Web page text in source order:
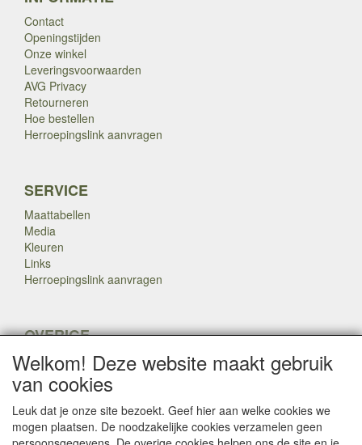
Contact
Openingstijden
Onze winkel
Leveringsvoorwaarden
AVG Privacy
Retourneren
Hoe bestellen
Herroepingslink aanvragen
SERVICE
Maattabellen
Media
Kleuren
Links
Herroepingslink aanvragen
OVERIGE
Veteranen
Nieuws
Inkoop
Herroepingslink aanvragen
Welkom! Deze website maakt gebruik
van cookies
Leuk dat je onze site bezoekt. Geef hier aan welke cookies we
mogen plaatsen. De noodzakelijke cookies verzamelen geen